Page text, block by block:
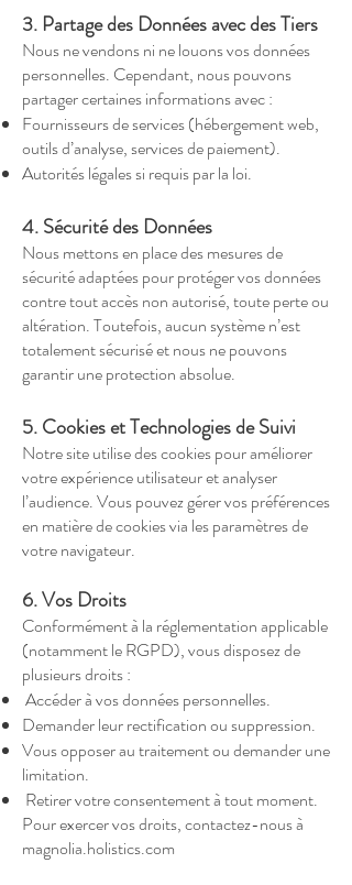
3. Partage des Données avec des Tiers
Nous ne vendons ni ne louons vos données
personnelles. Cependant, nous pouvons
partager certaines informations avec :
Fournisseurs de services (hébergement web,
outils d’analyse, services de paiement).
Autorités légales si requis par la loi.
4. Sécurité des Données
Nous mettons en place des mesures de
sécurité adaptées pour protéger vos données
contre tout accès non autorisé, toute perte ou
altération. Toutefois, aucun système n’est
totalement sécurisé et nous ne pouvons
garantir une protection absolue.
5. Cookies et Technologies de Suivi
Notre site utilise des cookies pour améliorer
votre expérience utilisateur et analyser
l’audience. Vous pouvez gérer vos préférences
en matière de cookies via les paramètres de
votre navigateur.
6. Vos Droits
Conformément à la réglementation applicable
(notamment le RGPD), vous disposez de
plusieurs droits :
Accéder à vos données personnelles.
Demander leur rectification ou suppression.
Vous opposer au traitement ou demander une
limitation.
Retirer votre consentement à tout moment.
Pour exercer vos droits, contactez-nous à
magnolia.holistics.com